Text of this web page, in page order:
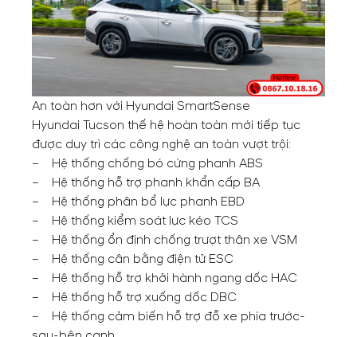
An toàn hơn với Hyundai SmartSense
Hyundai Tucson thế hệ hoàn toàn mới tiếp tục
được duy trì các công nghệ an toàn vượt trội:
– Hệ thống chống bó cứng phanh ABS
– Hệ thống hỗ trợ phanh khẩn cấp BA
– Hệ thống phân bổ lực phanh EBD
– Hệ thống kiểm soát lực kéo TCS
– Hệ thống ổn định chống trượt thân xe VSM
– Hệ thống cân bằng điện tử ESC
– Hệ thống hỗ trợ khởi hành ngang dốc HAC
– Hệ thống hỗ trợ xuống dốc DBC
– Hệ thống cảm biến hỗ trợ đỗ xe phía trước-